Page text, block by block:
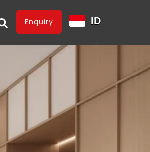
Enquiry ID